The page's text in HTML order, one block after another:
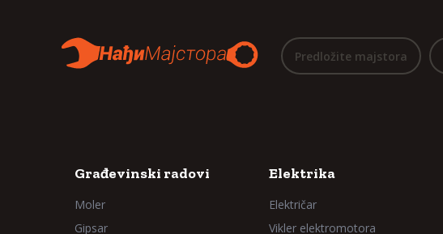
Predložite majstora
Građevinski radovi
Moler
Gipsar
Elektrika
Električar
Vikler elektromotora